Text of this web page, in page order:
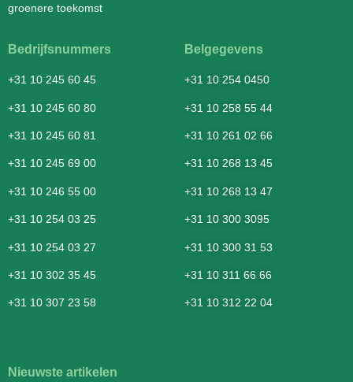
groenere toekomst
Bedrijfsnummers
+31 10 245 60 45
+31 10 245 60 80
+31 10 245 60 81
+31 10 245 69 00
+31 10 246 55 00
+31 10 254 03 25
+31 10 254 03 27
+31 10 302 35 45
+31 10 307 23 58
Belgegevens
+31 10 254 0450
+31 10 258 55 44
+31 10 261 02 66
+31 10 268 13 45
+31 10 268 13 47
+31 10 300 3095
+31 10 300 31 53
+31 10 311 66 66
+31 10 312 22 04
Nieuwste artikelen